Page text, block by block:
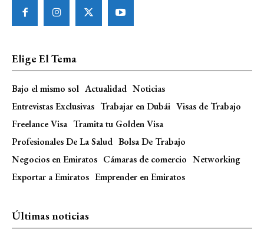
Elige El Tema
Bajo el mismo sol Actualidad Noticias
Entrevistas Exclusivas Trabajar en Dubái Visas de Trabajo
Freelance Visa Tramita tu Golden Visa
Profesionales De La Salud Bolsa De Trabajo
Negocios en Emiratos Cámaras de comercio Networking
Exportar a Emiratos Emprender en Emiratos
Últimas noticias